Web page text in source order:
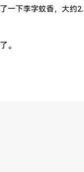
一下李字蚊香，大约
。